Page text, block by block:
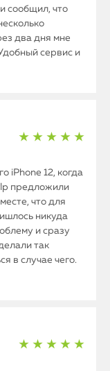
сообщил, что
два дня мне
сервис и
★ ★ ★ ★ ★
iPhone 12, когда
предложили
что для
никуда
и сразу
так
в случае чего.
★ ★ ★ ★ ★